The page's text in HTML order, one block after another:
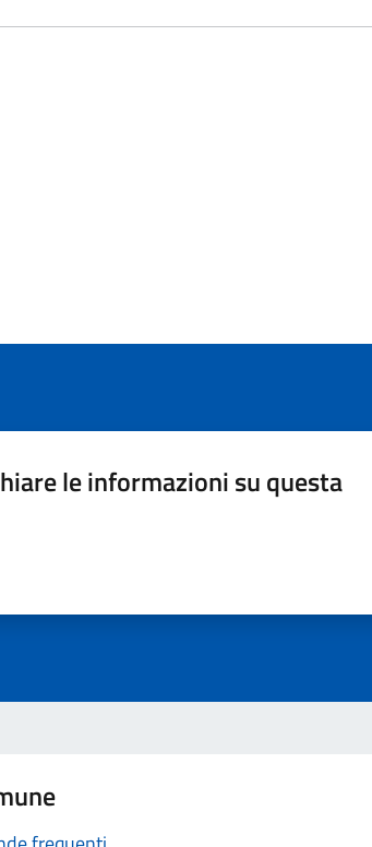
le informazioni su questa